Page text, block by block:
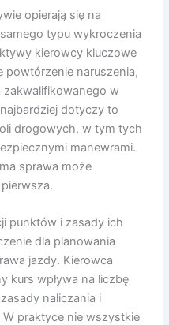
opierają się na
typu wykroczenia
kierowcy kluczowe
powtórzenie naruszenia,
w
dotyczy to
drogowych, w tym tych
manewrami.
sprawa może
punktów i zasady ich
dla planowania
jazdy. Kierowca
kurs wpływa na liczbę
naliczania i
praktyce nie wszystkie